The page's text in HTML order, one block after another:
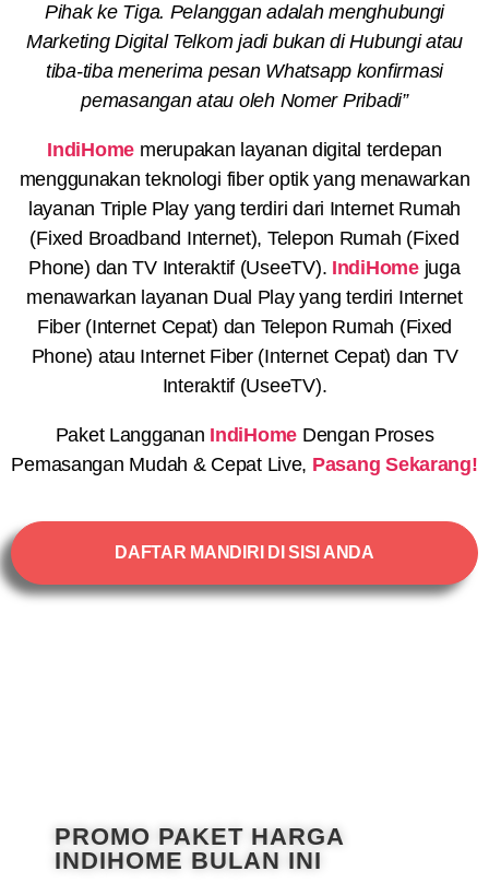
Pihak ke Tiga. Pelanggan adalah menghubungi
Marketing Digital Telkom jadi bukan di Hubungi atau
tiba-tiba menerima pesan Whatsapp konfirmasi
pemasangan atau oleh Nomer Pribadi”
IndiHome merupakan layanan digital terdepan
menggunakan teknologi fiber optik yang menawarkan
layanan Triple Play yang terdiri dari Internet Rumah
(Fixed Broadband Internet), Telepon Rumah (Fixed
Phone) dan TV Interaktif (UseeTV). IndiHomejuga
menawarkan layanan Dual Play yang terdiri Internet
Fiber (Internet Cepat) dan Telepon Rumah (Fixed
Phone) atau Internet Fiber (Internet Cepat) dan TV
Interaktif (UseeTV).
Paket Langganan IndiHome Dengan Proses
Pemasangan Mudah & Cepat Live, Pasang Sekarang!
DAFTAR MANDIRI DI SISI ANDA
PROMO PAKET HARGA
INDIHOME BULAN INI